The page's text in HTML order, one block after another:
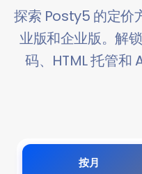
探索 Posty5 的定价
业版和企业版。解
码、HTML 托管和
按月